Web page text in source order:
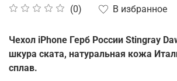
(0) В избранное
Чехол iPhone Герб России Stingray
шкура ската, натуральная кожа
сплав.